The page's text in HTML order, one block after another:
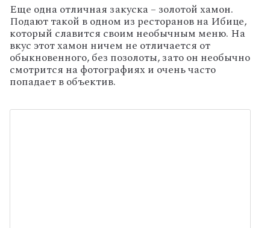
Еще одна отличная закуска – золотой хамон.
Подают такой в одном из ресторанов на Ибице,
который славится своим необычным меню. На
вкус этот хамон ничем не отличается от
обыкновенного, без позолоты, зато он необычно
смотрится на фотографиях и очень часто
попадает в объектив.